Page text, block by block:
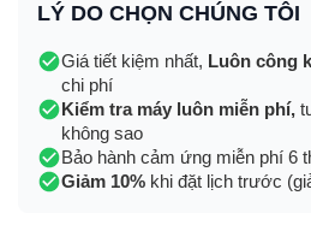
LÝ DO CHỌN CHÚNG TÔI
Giá tiết kiệm nhất, Luôn công
chi phí
Kiểm tra máy luôn miễn phí,
không sao
Bảo hành cảm ứng miễn phí 6
Giảm 10% khi đặt lịch trước